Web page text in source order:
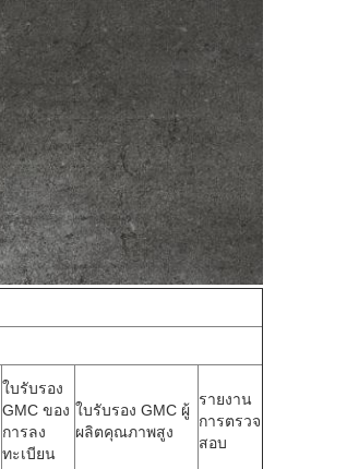
ใบรับรอง
GMC ของ
การลง
ทะเบียน
ใบรับรอง GMC ผู้
ผลิตคุณภาพสูง
รายงาน
การตรวจ
สอบ